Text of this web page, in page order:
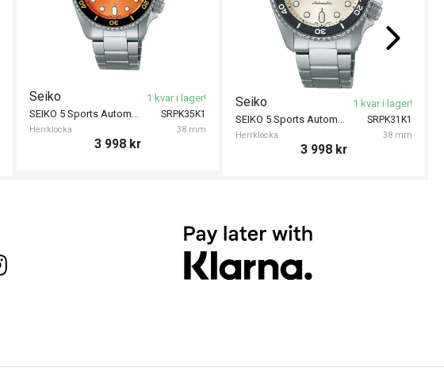
SRPK35K1
Seiko
Herrklocka 38 mm
1 kvar i lager!
3 998 kr
SRPK31K1
Seiko
Herrklocka 38 mm
1 kvar i lager!
3 998 kr